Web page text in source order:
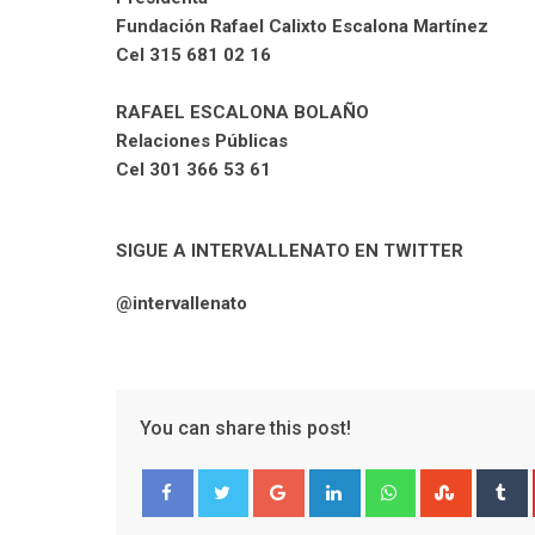
Fundación Rafael Calixto Escalona Martínez
Cel 315 681 02 16
RAFAEL ESCALONA BOLAÑO
Relaciones Públicas
Cel 301 366 53 61
SIGUE A INTERVALLENATO EN TWITTER
@intervallenato
You can share this post!
Google+ LinkedIn Whatsapp